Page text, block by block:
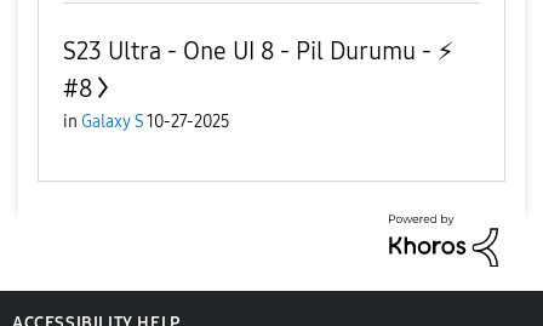
S23 Ultra - One UI 8 - Pil Durumu - ⚡️
#8
in Galaxy S10-27-2025